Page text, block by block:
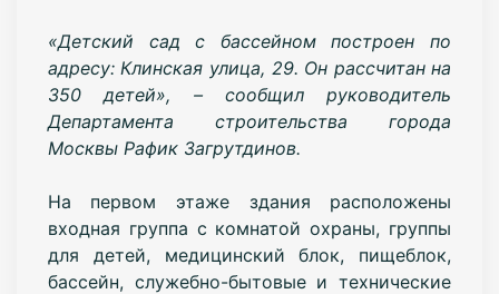
«Детский сад с бассейном построен по
адресу: Клинская улица, 29. Он рассчитан на
350 детей», – сообщил руководитель
Департамента строительства города
Москвы Рафик Загрутдинов.
На первом этаже здания расположены
входная группа с комнатой охраны, группы
для детей, медицинский блок, пищеблок,
бассейн, служебно-бытовые и технические